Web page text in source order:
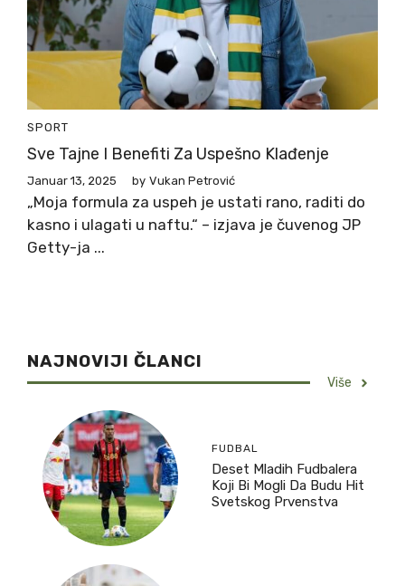
SPORT
Sve Tajne I Benefiti Za Uspešno Klađenje
Januar 13, 2025 by Vukan Petrović
„Moja formula za uspeh je ustati rano, raditi do
kasno i ulagati u naftu.“ – izjava je čuvenog JP
Getty-ja ...
NAJNOVIJI ČLANCI
Više
FUDBAL
Deset Mladih Fudbalera
Koji Bi Mogli Da Budu Hit
Svetskog Prvenstva